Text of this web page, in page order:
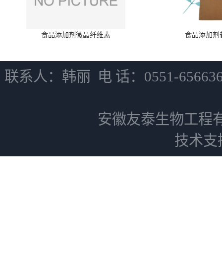
食品添加剂微晶纤维素 食品添加剂
联系人：韩丽 电 话：0551-
安徽友泰生物工程
技术